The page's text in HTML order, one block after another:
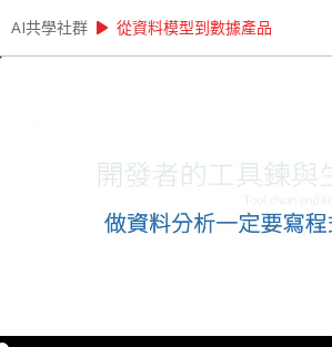
AI共學社群 play_arrow AI 先修班 - 資料科學家的 12 堂
這是一個資料的時代，人人好像都
資料的能力。本課程將透過 12 + X
將會談到資料科學的發展脈絡以及
承轉合，陪著你逐步建構全面的資
AI共學社群 play_arrow 從資料模型到數據產品